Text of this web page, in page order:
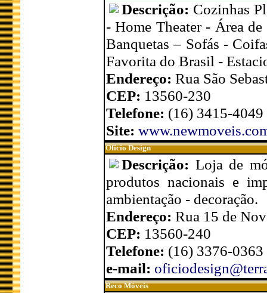
Descrição: Cozinhas
- Home Theater - Área
Banquetas – Sofás -
Favorita do Brasil -
Endereço: Rua São
CEP: 13560-230
Telefone: (16) 3415-4049
Site:
Ofício Design
Descrição: Loja de
produtos nacionais e
ambientação - decoração.
Endereço: Rua 15 de
CEP: 13560-240
Telefone: (16) 3376-
e-mail:
Reco Móveis